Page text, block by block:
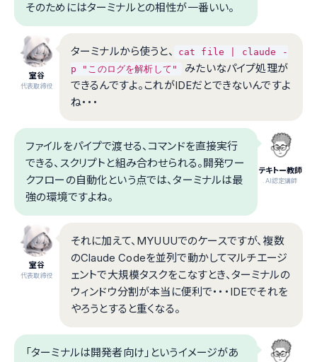
そのためにはターミナルとの相性が一番いい。
室谷
代表取締役
ターミナルから使うと、
cat file | claude -
p "このログを解析して"
みたいなパイプ処理が
できるんですよ。これがIDEだとできないんですよ
ね・・・
テキトー教師
.AI認定講師
ファイルをパイプで渡せる、コマンドを直接実行
できる、スクリプトと組み合わせられる。開発ワー
クフローの自動化という点では、ターミナルは最
強の環境ですよね。
室谷
代表取締役
それに加えて、MYUUUでのケースですが、複数
のClaude Codeを並列で動かしてマルチエージ
ェントで大規模タスクをこなすとき、ターミナルの
ウィンドウ分割が本当に便利で・・・IDEでそれを
やろうとすると重くなる。
「ターミナルは開発者向け」というイメージがあ